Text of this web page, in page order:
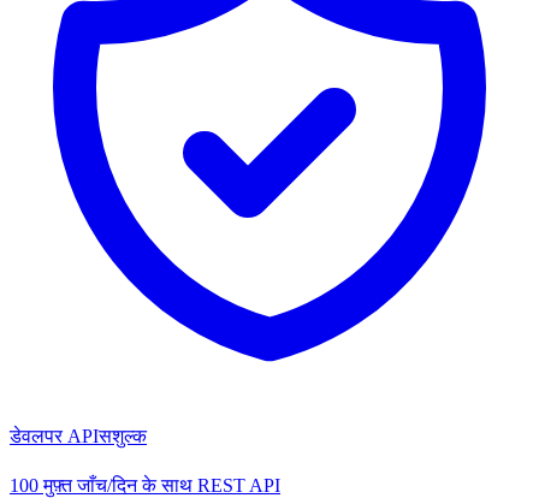
डेवलपर APIसशुल्क
100 मुफ़्त जाँच/दिन के साथ REST API